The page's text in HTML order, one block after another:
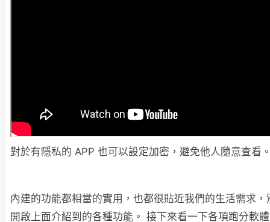
對於有隱私的 APP 也可以設定加密，避免他人隨意查看
內建的功能都相當的實用，也都很貼近我們的生活需求
開啟上面介紹到的各種功能。 接下來看一下各項跑分軟